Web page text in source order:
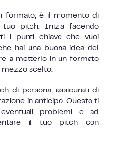
formato, è il momento di
tuo pitch. Inizia facendo
i punti chiave che vuoi
hai una buona idea del
a metterlo in un formato
mezzo scelto.
di persona, assicurati di
in anticipo. Questo ti
problemi e ad
il tuo pitch con